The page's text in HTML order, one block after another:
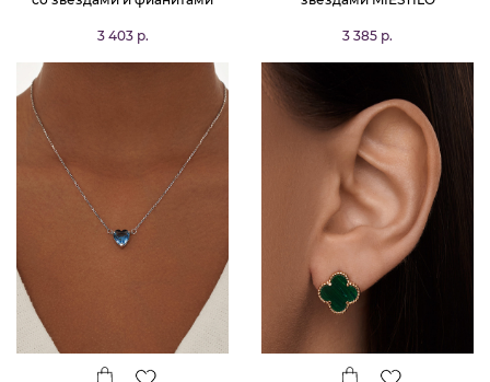
3 403 р.
3 385 р.